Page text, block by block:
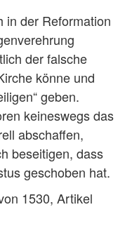
in der Reformation
der falsche
könne und
geben.
keineswegs das
abschaffen,
beseitigen, dass
geschoben hat.
1530, Artikel